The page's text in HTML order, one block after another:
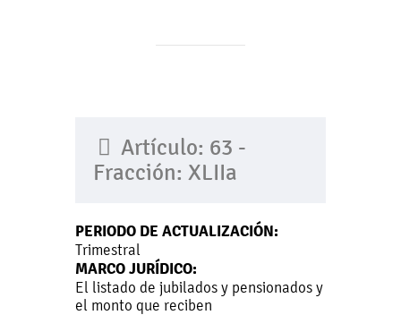
Artículo: 63 -
Fracción: XLIIa
PERIODO DE ACTUALIZACIÓN:
Trimestral
MARCO JURÍDICO:
El listado de jubilados y pensionados y
el monto que reciben